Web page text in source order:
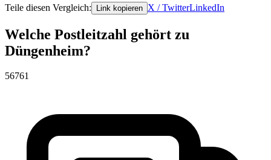
Teile diesen Vergleich: Link kopieren X / TwitterLinkedIn
Welche Postleitzahl gehört zu
Düngenheim?
56761